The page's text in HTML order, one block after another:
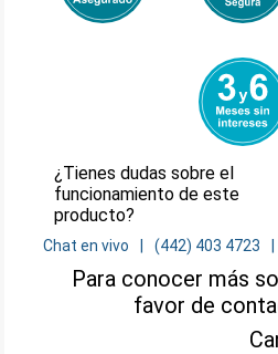
¿Tienes dudas sobre el
funcionamiento de este
producto?
Chat en vivo (442) 403 4723
Para conocer más
favor de